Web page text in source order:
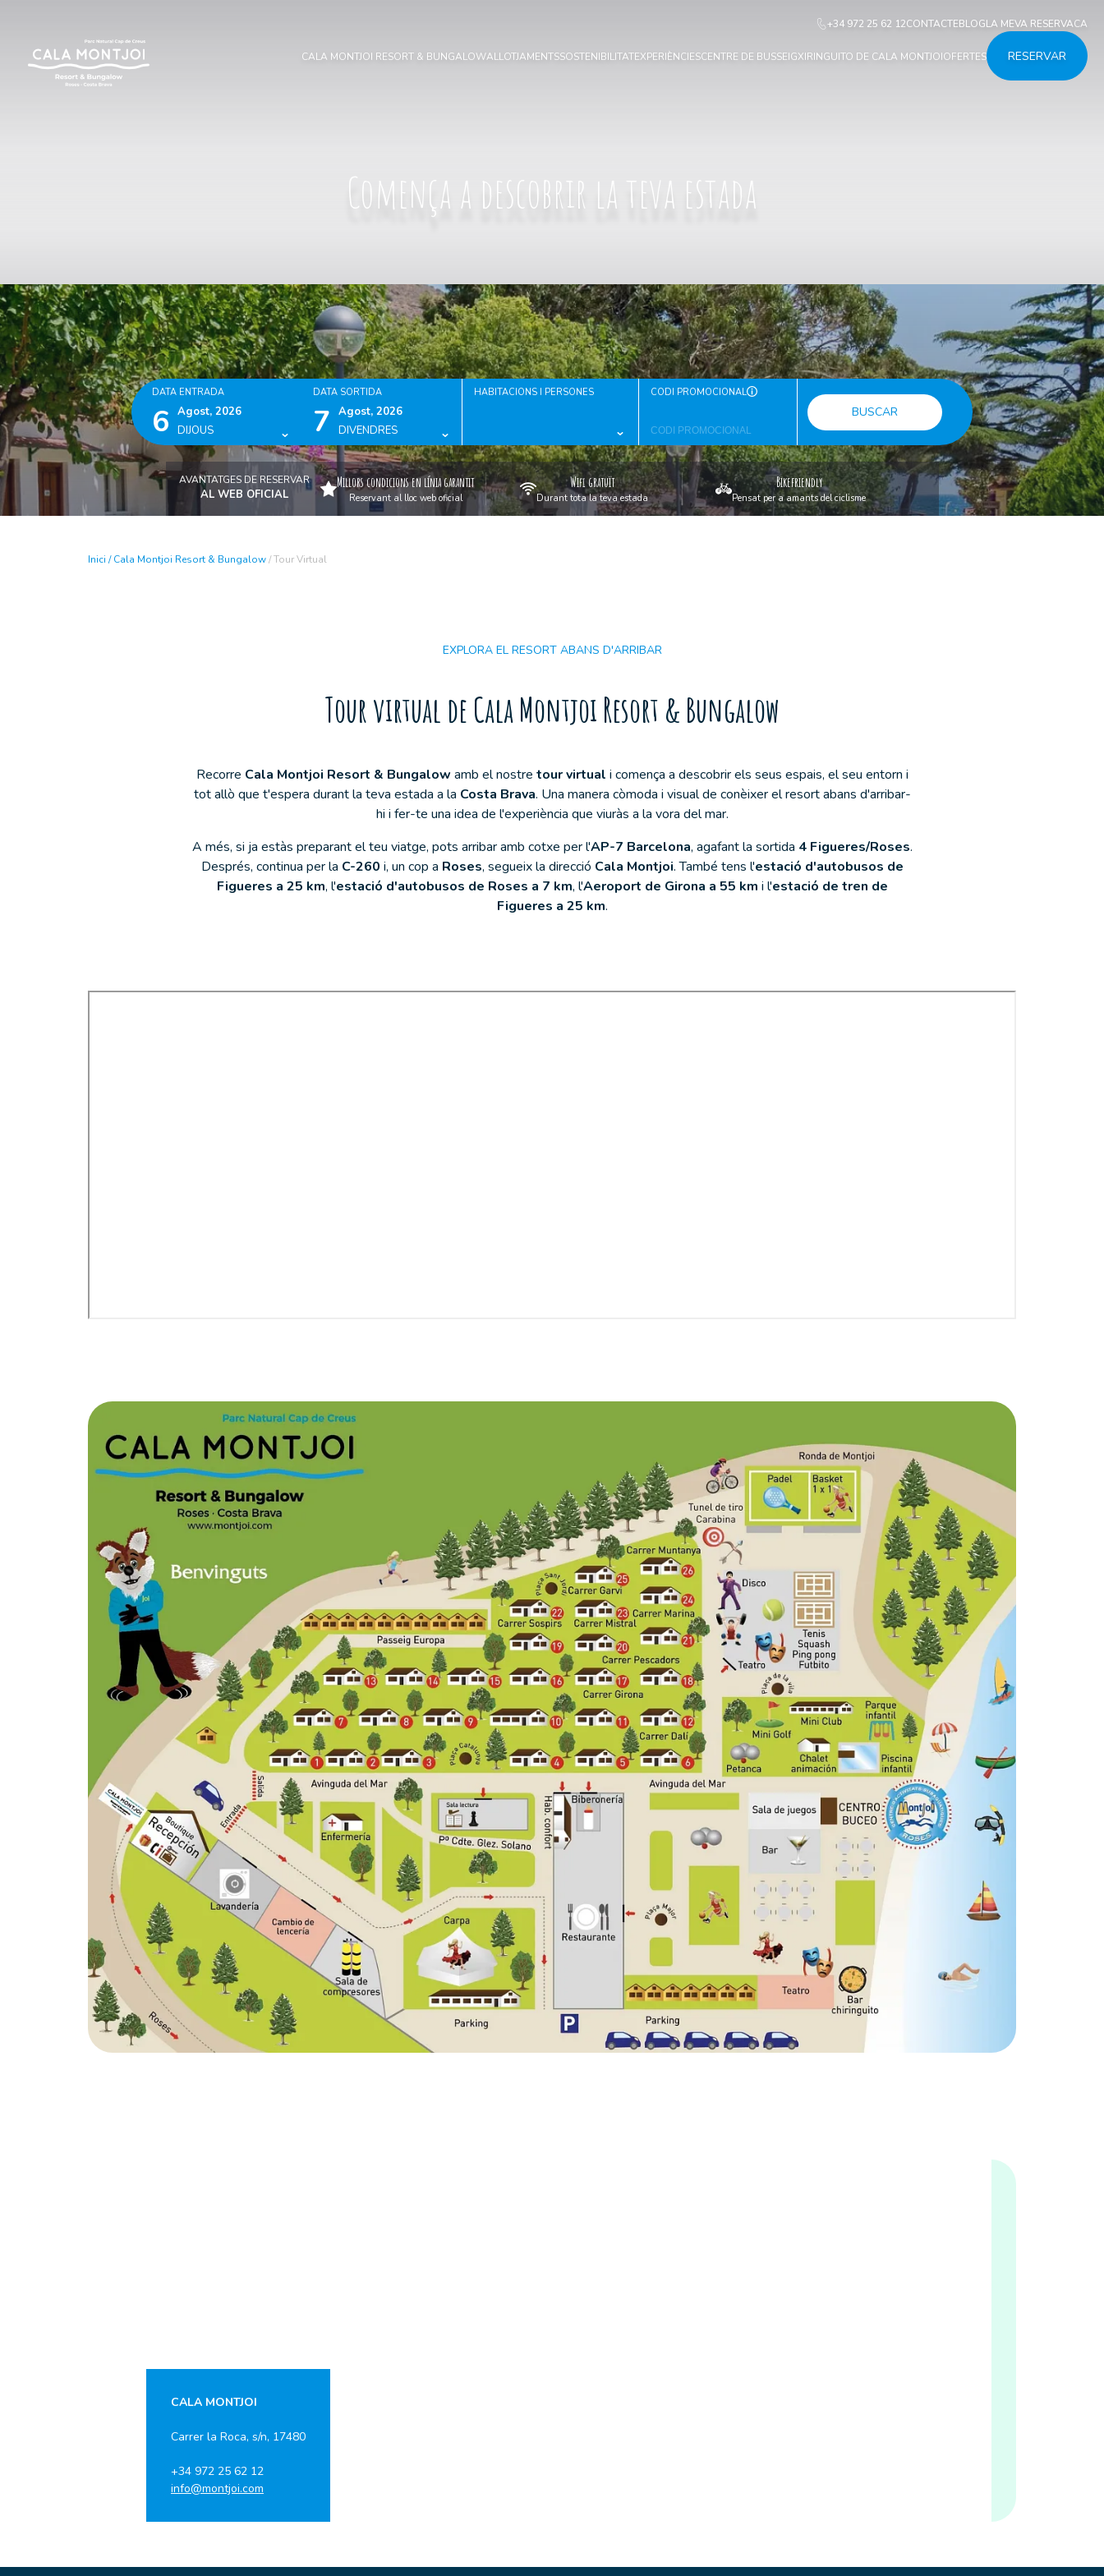
+34 972 25 62 12CONTACTEBLOGLA MEVA RESERVACA
CALA MONTJOI RESORT & BUNGALOWALLOTJAMENTSSOSTENIBILITATEXPERIÈNCIESCENTRE DE BUSSEIGXIRINGUITO DE CALA MONTJOIOFERTES RESERVAR
Comença a descobrir la teva estada
DATA ENTRADA
6
Agost, 2026
DIJOUS
DATA SORTIDA
7
Agost, 2026
DIVENDRES
HABITACIONS I PERSONES CODI PROMOCIONAL
BUSCAR
AVANTATGES DE RESERVAR
AL WEB OFICIAL
Millors condicions en línia garantit
Reservant al lloc web oficial
Wifi gratuït
Durant tota la teva estada
Bikefriendly
Pensat per a amants del ciclisme
Inici /Cala Montjoi Resort & Bungalow/Tour Virtual
EXPLORA EL RESORT ABANS D'ARRIBAR
Tour virtual de Cala Montjoi Resort & Bungalow
Recorre Cala Montjoi Resort & Bungalow amb el nostre tour virtual i comença a descobrir els seus espais, el seu entorn i
tot allò que t'espera durant la teva estada a la Costa Brava. Una manera còmoda i visual de conèixer el resort abans d'arribar-
hi i fer-te una idea de l'experiència que viuràs a la vora del mar.
A més, si ja estàs preparant el teu viatge, pots arribar amb cotxe per l'AP-7 Barcelona, agafant la sortida 4 Figueres/Roses.
Després, continua per la C-260 i, un cop a Roses, segueix la direcció Cala Montjoi. També tens l'estació d'autobusos de
Figueres a 25 km, l'estació d'autobusos de Roses a 7 km, l'Aeroport de Girona a 55 km i l'estació de tren de
Figueres a 25 km.
CALA MONTJOI
Carrer la Roca, s/n, 17480
+34 972 25 62 12
info@montjoi.com